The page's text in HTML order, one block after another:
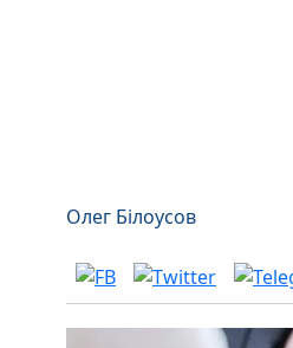
Олег Білоусов